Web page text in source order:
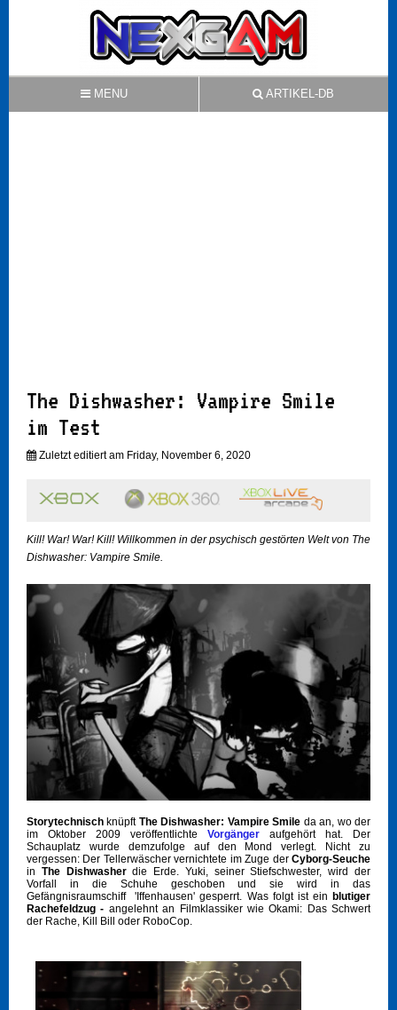
MENU ARTIKEL-DB
The Dishwasher: Vampire Smile
im Test
Zuletzt editiert am Friday, November 6, 2020
Kill! War! War! Kill! Willkommen in der psychisch gestörten Welt von The
Dishwasher: Vampire Smile.
Storytechnisch knüpft The Dishwasher: Vampire Smile da an, wo der
im Oktober 2009 veröffentlichte Vorgänger aufgehört hat. Der
Schauplatz wurde demzufolge auf den Mond verlegt. Nicht zu
vergessen: Der Tellerwäscher vernichtete im Zuge der Cyborg-Seuche
in The Dishwasherdie Erde. Yuki, seiner Stiefschwester, wird der
Vorfall in die Schuhe geschoben und sie wird in das
Gefängnisraumschiff 'Iffenhausen' gesperrt. Was folgt ist ein blutiger
Rachefeldzug - angelehnt an Filmklassiker wie Okami: Das Schwert
der Rache, Kill Bill oder RoboCop.